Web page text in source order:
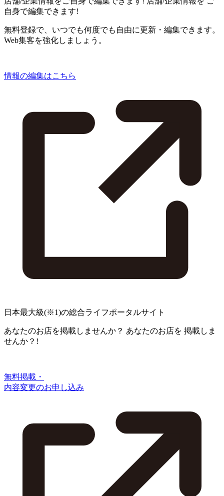
自身で編集できます!
無料登録で、いつでも何度でも自由に更新・編集できます。
Web集客を強化しましょう。
情報の編集はこちら
日本最大級(※1)の総合ライフポータルサイト
あなたのお店を掲載しませんか？ あなたのお店を 掲載しま
せんか？!
無料掲載・
内容変更のお申し込み